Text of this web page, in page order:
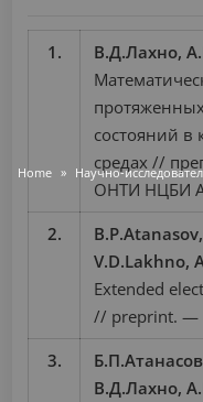
Home Научно-
1.
В.Д.Лахно,
состояний в
средах //
ОНТИ НЦБИ
2.
V.D.Lakhno,
Extended
// preprint. —
3.
В.Д.Лахно,